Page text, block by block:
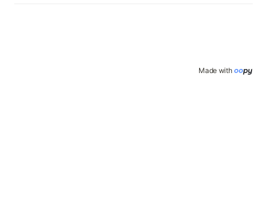
Made with